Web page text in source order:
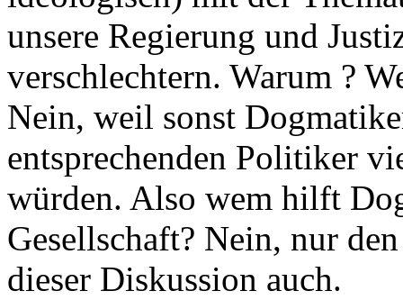
unsere Regierung und
verschlechtern. Warum ?
Nein, weil sonst
entsprechenden Politiker
würden. Also wem hilft
Gesellschaft? Nein, nur
dieser Diskussion auch.